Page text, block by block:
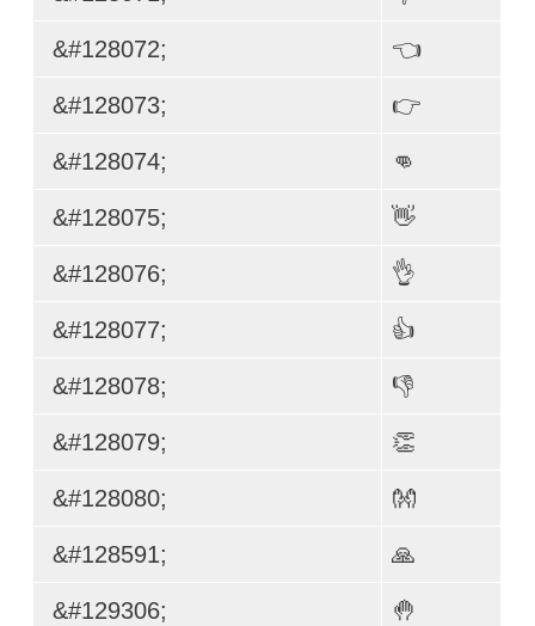
&#128072; 👈
&#128073; 👉
&#128074; 👊
&#128075; 👋
&#128076; 👌
&#128077; 👍
&#128078; 👎
&#128079; 👏
&#128080; 👐
&#128591; 🙏
&#129306; 🤚